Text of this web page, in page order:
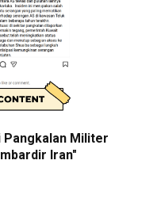
Pangkalan Militer
Iran"